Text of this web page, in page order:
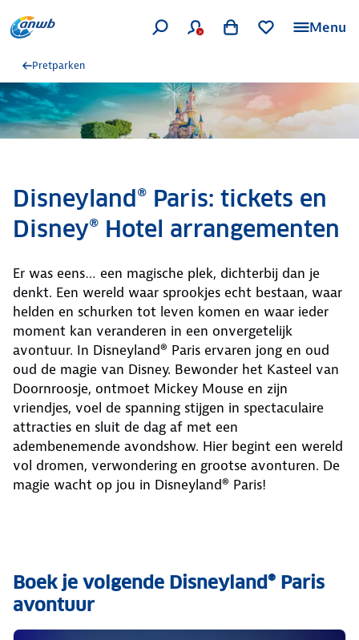
Menu
Pretparken
Disneyland® Paris: tickets en
Disney® Hotel arrangementen
Er was eens… een magische plek, dichterbij dan je
denkt. Een wereld waar sprookjes echt bestaan, waar
helden en schurken tot leven komen en waar ieder
moment kan veranderen in een onvergetelijk
avontuur. In Disneyland® Paris ervaren jong en oud
oud de magie van Disney. Bewonder het Kasteel van
Doornroosje, ontmoet Mickey Mouse en zijn
vriendjes, voel de spanning stijgen in spectaculaire
attracties en sluit de dag af met een
adembenemende avondshow. Hier begint een wereld
vol dromen, verwondering en grootse avonturen. De
magie wacht op jou in Disneyland® Paris!
Boek je volgende Disneyland® Paris
avontuur